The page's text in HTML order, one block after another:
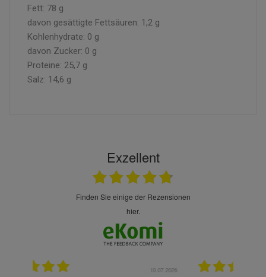
Fett: 78 g
davon gesättigte Fettsäuren: 1,2 g
Kohlenhydrate: 0 g
davon Zucker: 0 g
Proteine: 25,7 g
Salz: 14,6 g
Exzellent
finden Sie einige der Rezensionen
hier.
28.05.2026